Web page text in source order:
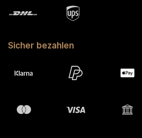
Sicher bezahlen